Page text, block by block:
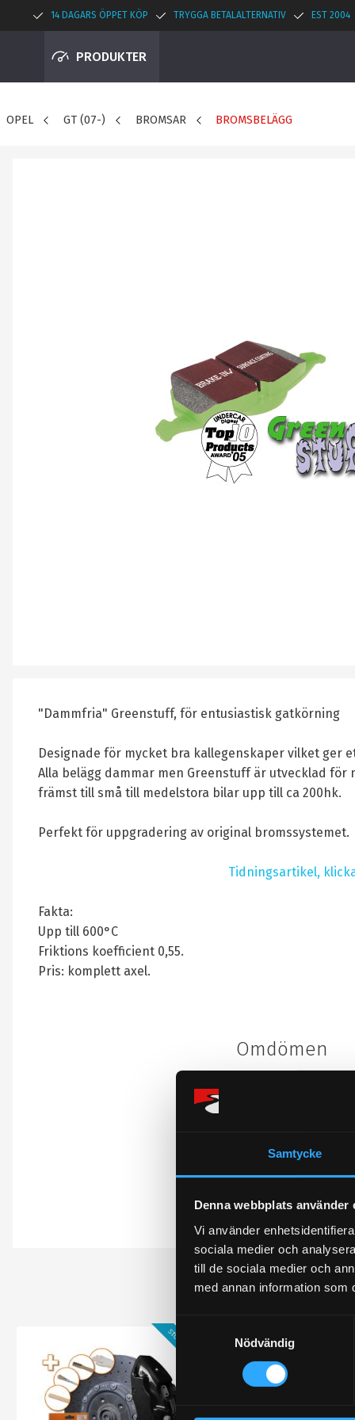
Samtycke
Denna webbplats använder
Vi använder
sociala medier och
till de sociala medier och
med annan information som
S
a
Nödvändig
14 DAGARS ÖPPET KÖP TRYGGA BETALALTERNATIV EST 2004
PRODUKTER
OPEL GT (07-) BROMSAR BROMSBELÄGG
"Dammfria" Greenstuff, för entusiastisk gatkörning
Designade för mycket bra kallegenskaper vilket
Alla belägg dammar men Greenstuff är utvecklad
främst till små till medelstora bilar upp till ca 200hk.
Perfekt för uppgradering av original bromssystemet.
Tidningsartikel,
Fakta:
Upp till 600°C
Friktions koefficient 0,55.
Pris: komplett axel.
Omdömen
Bli den första att
STORSÄLJARE!